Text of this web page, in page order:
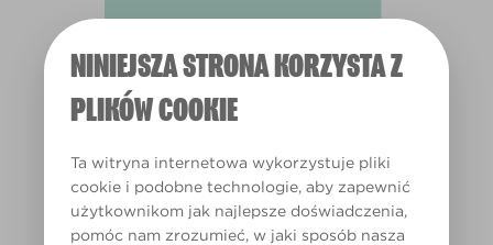
NINIEJSZA STRONA KORZYSTA Z
PLIKÓW COOKIE
Ta witryna internetowa wykorzystuje pliki
cookie i podobne technologie, aby zapewnić
użytkownikom jak najlepsze doświadczenia,
pomóc nam zrozumieć, w jaki sposób nasza